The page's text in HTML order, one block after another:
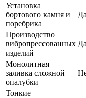
Установка
бортового камня и
поребрика
Да
Производство
вибропрессованных
изделий
Да
Монолитная
заливка сложной
опалубки
Тонкие